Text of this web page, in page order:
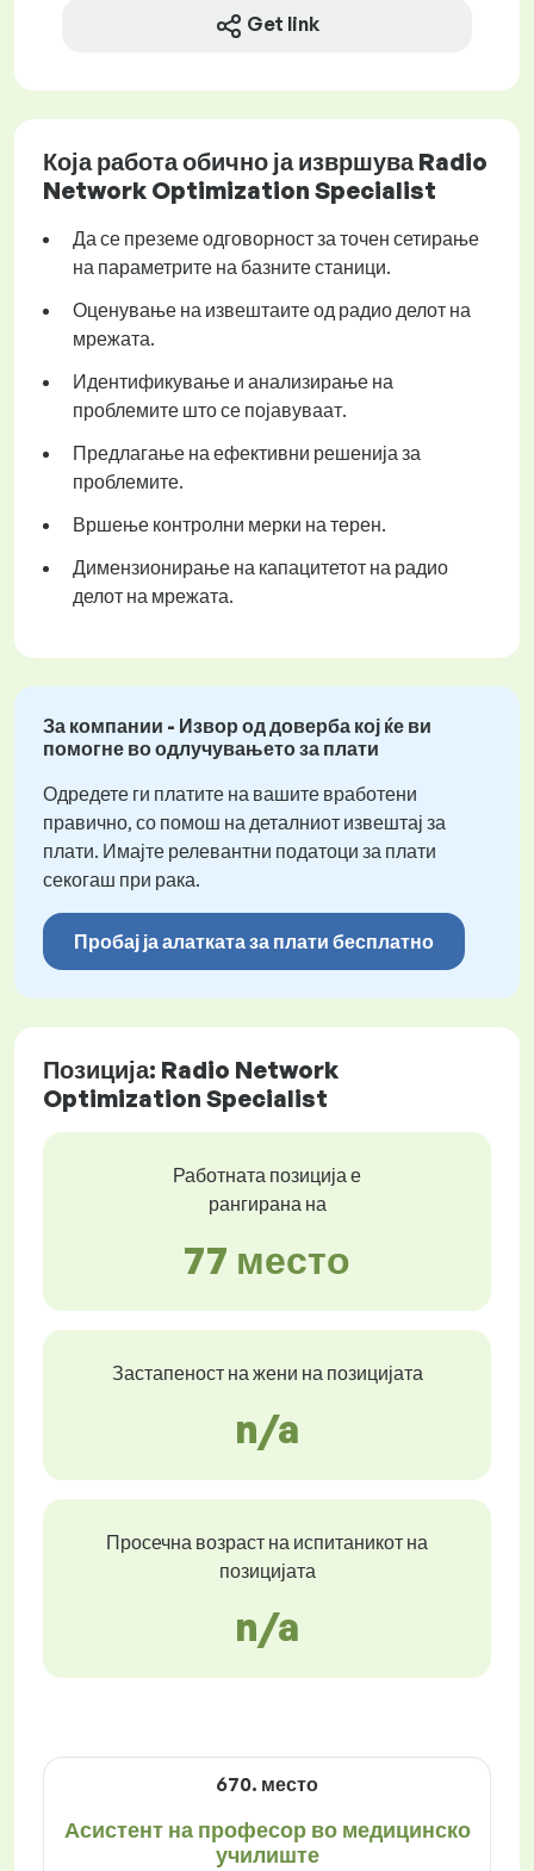
Get link
Која работа обично ја извршува Radio
Network Optimization Specialist
Да се преземе одговорност за точен сетирање
на параметрите на базните станици.
Оценување на извештаите од радио делот на
мрежата.
Идентификување и анализирање на
проблемите што се појавуваат.
Предлагање на ефективни решенија за
проблемите.
Вршење контролни мерки на терен.
Димензионирање на капацитетот на радио
делот на мрежата.
За компании - Извор од доверба кој ќе ви
помогне во одлучувањето за плати
Одредете ги платите на вашите вработени
правично, со помош на деталниот извештај за
плати. Имајте релевантни податоци за плати
секогаш при рака.
Пробај ја алатката за плати бесплатно
Позиција: Radio Network
Optimization Specialist
Работната позиција е
рангирана на
77 место
Застапеност на жени на позицијата
n/a
Просечна возраст на испитаникот на
позицијата
n/a
670. место
Асистент на професор во медицинско
училиште